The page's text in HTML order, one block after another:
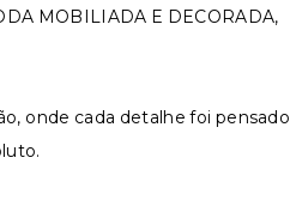
MOBILIADA E DECORADA,
onde cada detalhe foi pensado